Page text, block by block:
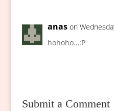
anas on
hohoho…:P
Submit a Comment